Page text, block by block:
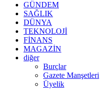
GÜNDEM
SAĞLIK
DÜNYA
TEKNOLOJİ
FİNANS
MAGAZİN
diğer
Burçlar
Gazete Manşetleri
Üyelik